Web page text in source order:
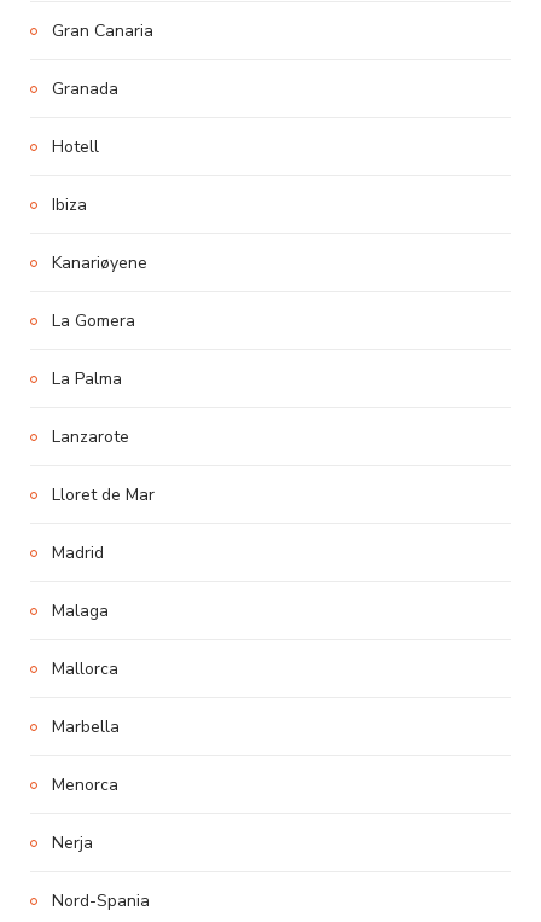
Gran Canaria
Granada
Hotell
Ibiza
Kanariøyene
La Gomera
La Palma
Lanzarote
Lloret de Mar
Madrid
Malaga
Mallorca
Marbella
Menorca
Nerja
Nord-Spania